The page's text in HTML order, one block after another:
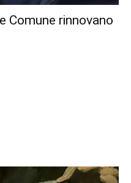
Comune rinnovano